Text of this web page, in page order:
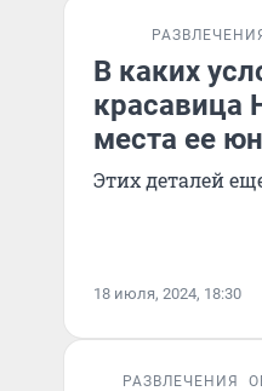
В каких
красавица
места ее
Этих деталей
18 июля, 2024, 18:30
РАЗВЛЕЧЕНИЯ